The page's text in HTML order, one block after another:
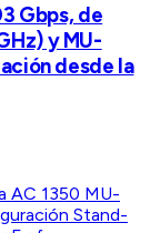
Gbps, de
y MU-
desde la